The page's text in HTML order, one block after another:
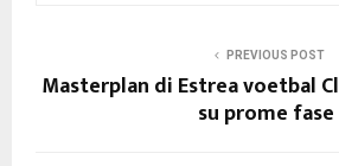
PREVIOUS POST
Masterplan di Estrea voetbal
su prome fase